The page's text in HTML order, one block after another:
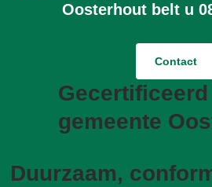
Oosterhout belt u
Contact
gemeente
Duurzaam,